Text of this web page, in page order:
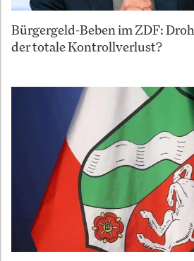
Bürgergeld-Beben im ZDF:
der totale Kontrollverlust?